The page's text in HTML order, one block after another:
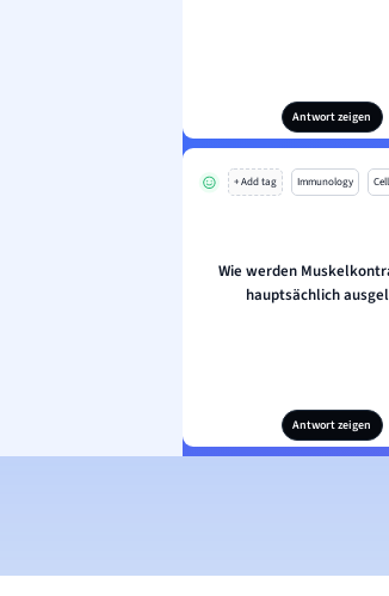
Antwort zeigen
+ Add tag Immunology
Wie werden
hauptsächlich
Antwort zeigen